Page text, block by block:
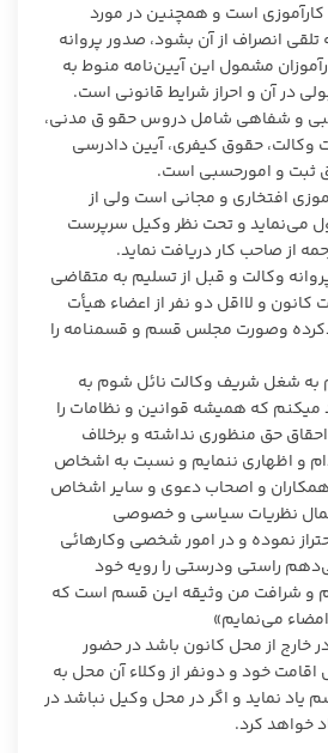
کارآموزی است و همچنین در مورد
تلقی انصراف از آن بشود، صدور پروانه
مشمول این آیین‌نامه منوط به
در آن و احراز شرایط قانونی است.
کتبی و شفاهی شامل دروس حقو ق مدنی،
وکالت، حقوق کیفری، آیین دادرسی
ثبت و امورحسبی است.
کارآموزی افتخاری و مجانی است ولی از
می‌نماید و تحت نظر وکیل سرپرست
از صاحب کار دریافت نماید.
پروانه وکالت و قبل از تسلیم به متقاضی
کانون و لااقل دو نفر از اعضاء هیأت
وصورت مجلس قسم و قسمنامه را
به شغل شریف وکالت نائل شوم به
میکنم که همیشه قوانین و نظامات را
حق منظوری نداشته و برخلاف
و اظهاری ننمایم و نسبت به اشخاص
و اصحاب دعوی و سایر اشخاص
اعمال نظریات سیاسی و خصوصی
نموده و در امور شخصی وکارهائی
راستی ودرستی را رویه خود
و شرافت من وثیقه این قسم است که
می‌نمایم»
خارج از محل کانون باشد در حضور
خود و دونفر از وکلاء آن محل به
یاد نماید و اگر در محل وکیل نباشد در
خواهد کرد.